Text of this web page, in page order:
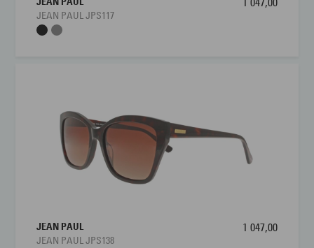
JEAN PAUL JPS117
JEAN PAUL
JEAN PAUL JPS138
1 047,00